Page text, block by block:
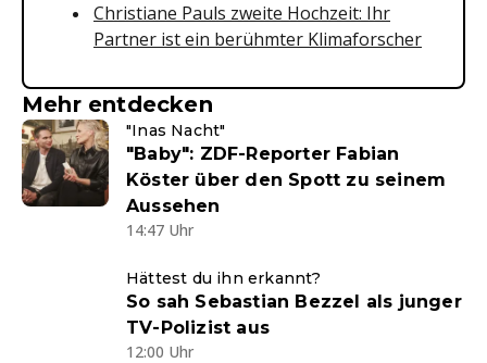
Christiane Pauls zweite Hochzeit: Ihr
Partner ist ein berühmter Klimaforscher
Mehr entdecken
"Inas Nacht"
"Baby": ZDF-Reporter Fabian
Köster über den Spott zu seinem
Aussehen
14:47 Uhr
Hättest du ihn erkannt?
So sah Sebastian Bezzel als junger
TV-Polizist aus
12:00 Uhr